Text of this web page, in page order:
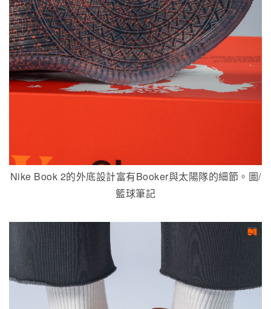
Nike Book 2的外底設計富有Booker與太陽隊的細節。圖/
籃球筆記